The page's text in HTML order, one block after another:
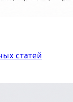
статей